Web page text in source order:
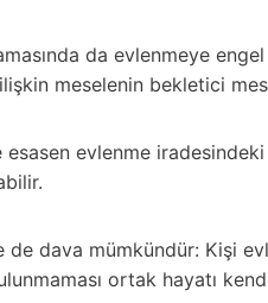
da evlenmeye
meselenin bekletici
evlenme
de dava mümkündür: Kişi
ortak hayatı